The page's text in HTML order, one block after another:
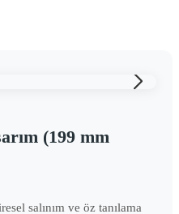
(199 mm
salınım ve öz tanılama